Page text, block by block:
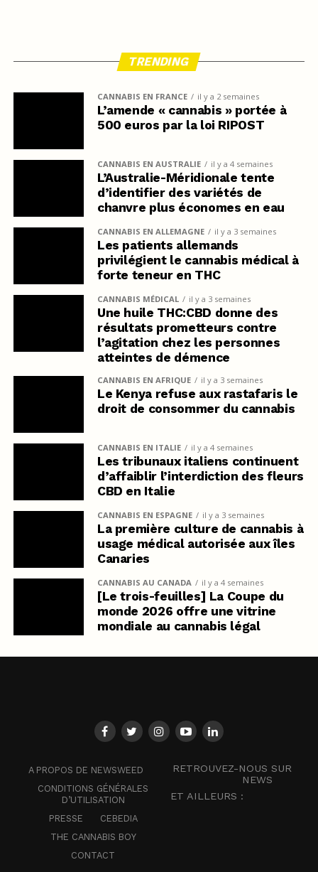
TRENDING
CANNABIS EN FRANCE il y a 2 semaines
L’amende « cannabis » portée à
500 euros par la loi RIPOST
CANNABIS EN AUSTRALIE il y a 4 semaines
L’Australie-Méridionale tente
d’identifier des variétés de
chanvre plus économes en eau
CANNABIS EN ALLEMAGNE il y a 3 semaines
Les patients allemands
privilégient le cannabis médical à
forte teneur en THC
CANNABIS MÉDICAL il y a 3 semaines
Une huile THC:CBD donne des
résultats prometteurs contre
l’agitation chez les personnes
atteintes de démence
CANNABIS EN AFRIQUE il y a 3 semaines
Le Kenya refuse aux rastafaris le
droit de consommer du cannabis
CANNABIS EN ITALIE il y a 4 semaines
Les tribunaux italiens continuent
d’affaiblir l’interdiction des fleurs
CBD en Italie
CANNABIS EN ESPAGNE il y a 3 semaines
La première culture de cannabis à
usage médical autorisée aux îles
Canaries
CANNABIS AU CANADA il y a 4 semaines
[Le trois-feuilles] La Coupe du
monde 2026 offre une vitrine
mondiale au cannabis légal
A PROPOS DE NEWSWEED
CONDITIONS GÉNÉRALES
D’UTILISATION
PRESSE
CEBEDIA
THE CANNABIS BOY
CONTACT
RETROUVEZ-NOUS SUR
NEWS
ET AILLEURS :